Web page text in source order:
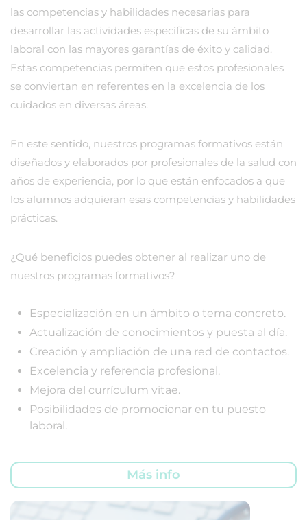
las competencias y habilidades necesarias para
desarrollar las actividades específicas de su ámbito
laboral con las mayores garantías de éxito y calidad.
Estas competencias permiten que estos profesionales
se conviertan en referentes en la excelencia de los
cuidados en diversas áreas.
En este sentido, nuestros programas formativos están
diseñados y elaborados por profesionales de la salud con
años de experiencia, por lo que están enfocados a que
los alumnos adquieran esas competencias y habilidades
prácticas.
¿Qué beneficios puedes obtener al realizar uno de
nuestros programas formativos?
Especialización en un ámbito o tema concreto.
Actualización de conocimientos y puesta al día.
Creación y ampliación de una red de contactos.
Excelencia y referencia profesional.
Mejora del currículum vitae.
Posibilidades de promocionar en tu puesto
laboral.
Más info